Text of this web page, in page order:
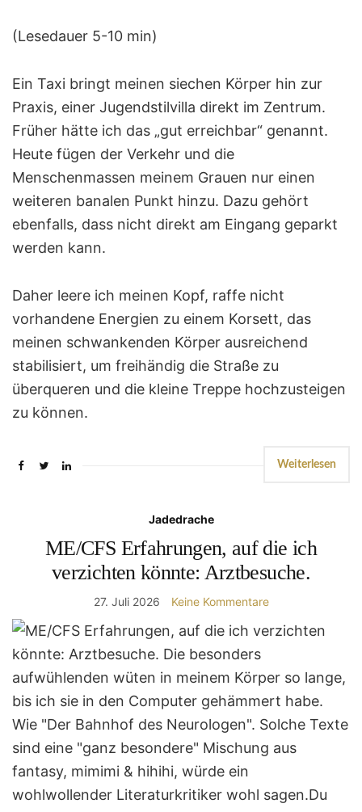
(Lesedauer 5-10 min)
Ein Taxi bringt meinen siechen Körper hin zur
Praxis, einer Jugendstilvilla direkt im Zentrum.
Früher hätte ich das „gut erreichbar“ genannt.
Heute fügen der Verkehr und die
Menschenmassen meinem Grauen nur einen
weiteren banalen Punkt hinzu. Dazu gehört
ebenfalls, dass nicht direkt am Eingang geparkt
werden kann.
Daher leere ich meinen Kopf, raffe nicht
vorhandene Energien zu einem Korsett, das
meinen schwankenden Körper ausreichend
stabilisiert, um freihändig die Straße zu
überqueren und die kleine Treppe hochzusteigen
zu können.
Weiterlesen
Jadedrache
ME/CFS Erfahrungen, auf die ich
verzichten könnte: Arztbesuche.
27. Juli 2026 Keine Kommentare